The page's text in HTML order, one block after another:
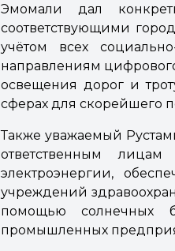
Эмомали дал
соответствующими
учётом всех
направлениям
освещения дорог и
сферах для скорейшего
Также уважаемый
ответственным
электроэнергии,
учреждений
помощью солнечных
промышленных